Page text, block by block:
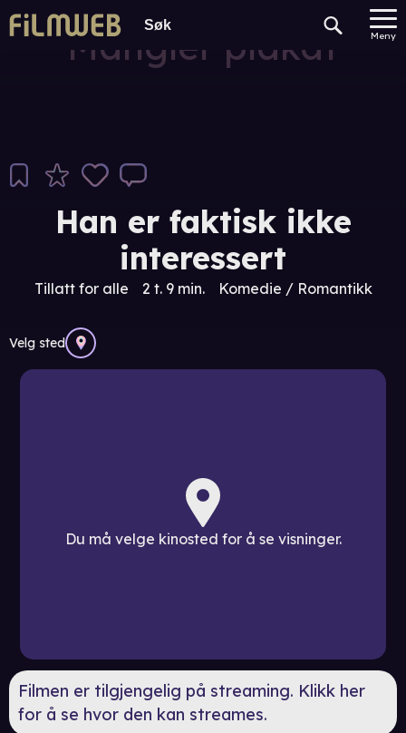
Meny
Mangler plakat
Han er faktisk ikke
interessert
Tillatt for alle 2 t. 9 min. Komedie / Romantikk
Velg sted
Du må velge kinosted for å se visninger.
Filmen er tilgjengelig på streaming. Klikk her
for å se hvor den kan streames.